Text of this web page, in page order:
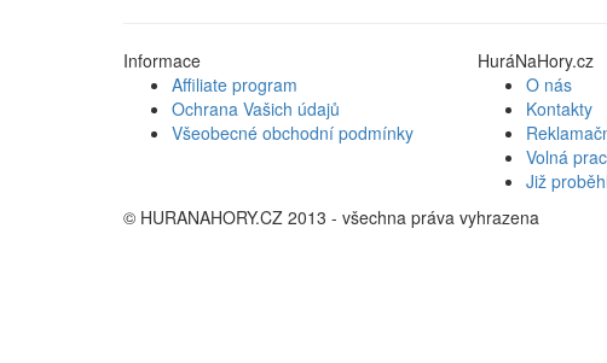
Informace
Affiliate program
Ochrana Vašich údajů
Všeobecné obchodní podmínky
HuráNaHory.cz
O nás
Kontakty
Volná
Již
© HURANAHORY.CZ 2013 - všechna práva vyhrazena